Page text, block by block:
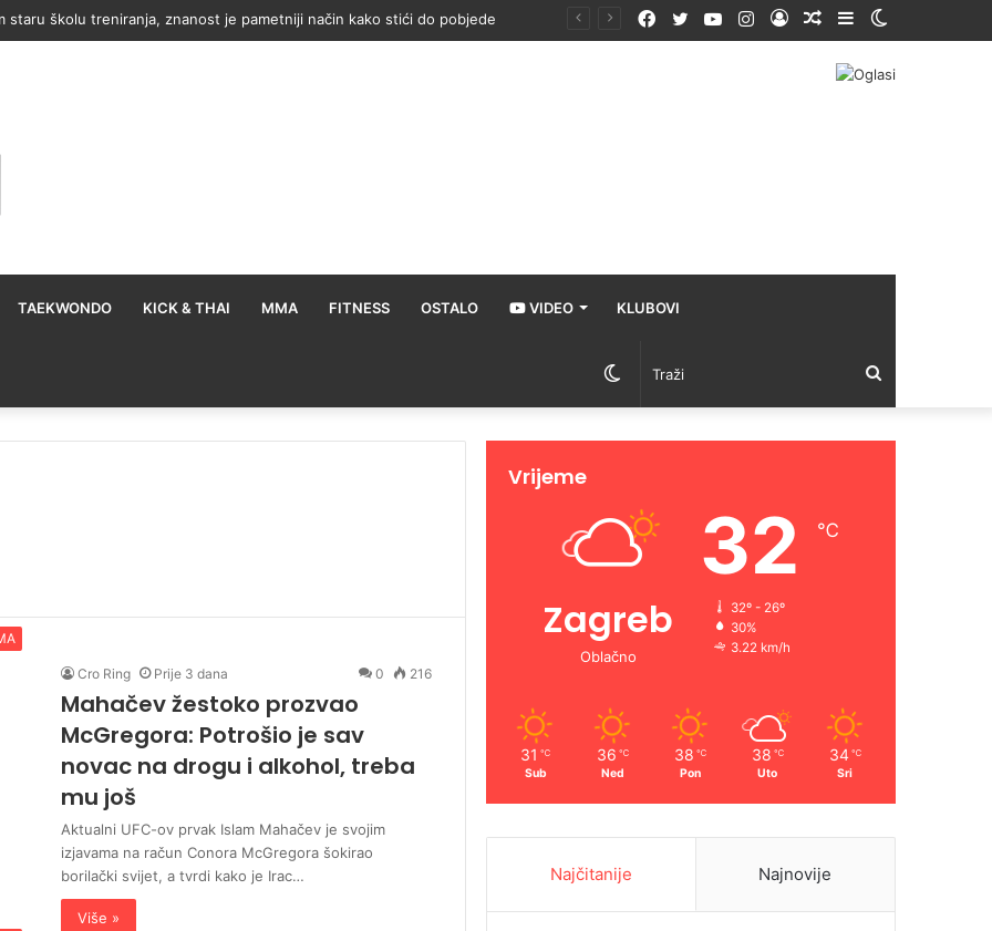
Itaumu sprema još veću borbu: To bi bio ogroman meč Sidebar
Random
Prijava
Instagram
YouTube
Twitter
Facebook
TAEKWONDO KICK & THAI MMA FITNESS OSTALO VIDEO KLUBOVI
Traži
Switch
skin
Cro Ring Prije 3 dana 0 216
Mahačev žestoko prozvao
McGregora: Potrošio je sav
novac na drogu i alkohol, treba
mu još
Aktualni UFC-ov prvak Islam Mahačev je svojim
izjavama na račun Conora McGregora šokirao
borilački svijet, a tvrdi kako je Irac…
Više »
Vrijeme
Zagreb
Oblačno
32 ℃
32º - 26º
30%
3.22 km/h
31 ℃
Sub
36 ℃
Ned
38 ℃
Pon
38 ℃
Uto
34 ℃
Sri
Najčitanije Najnovije